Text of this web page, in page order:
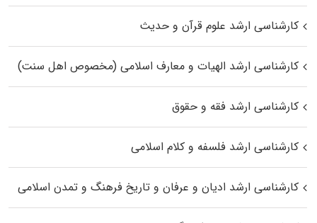
کارشناسی ارشد علوم قرآن و حدیث
کارشناسی ارشد الهیات و معارف اسلامی (مخصوص اهل سنت)
کارشناسی ارشد فقه و حقوق
کارشناسی ارشد فلسفه و کلام اسلامی
کارشناسی ارشد ادیان و عرفان و تاریخ فرهنگ و تمدن اسلامی